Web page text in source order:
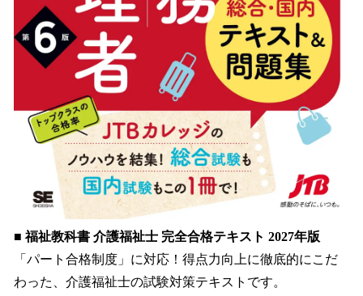
■ 福祉教科書 介護福祉士 完全合格テキスト 2027年版
「パート合格制度」に対応！得点力向上に徹底的にこだ
わった、介護福祉士の試験対策テキストです。